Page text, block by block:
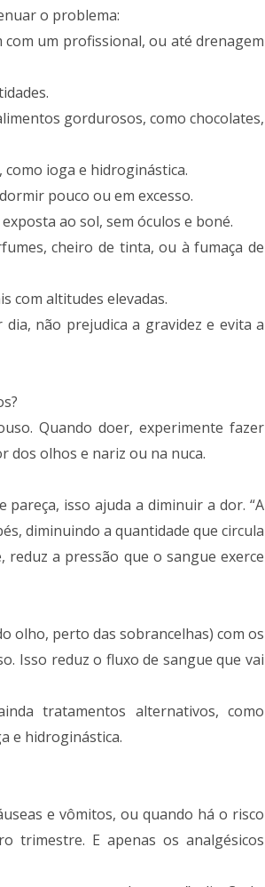
o problema:
um profissional, ou até drenagem
gordurosos, como chocolates,
como ioga e hidroginástica.
pouco ou em excesso.
ao sol, sem óculos e boné.
cheiro de tinta, ou à fumaça de
com altitudes elevadas.
não prejudica a gravidez e evita a
Quando doer, experimente fazer
dos olhos e nariz ou na nuca.
isso ajuda a diminuir a dor. “A
diminuindo a quantidade que circula
reduz a pressão que o sangue exerce
olho, perto das sobrancelhas) com os
Isso reduz o fluxo de sangue que vai
tratamentos alternativos, como
e hidroginástica.
e vômitos, ou quando há o risco
trimestre. E apenas os analgésicos